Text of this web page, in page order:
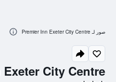
City Centre
صور لـ Premier Inn Exeter City Centre